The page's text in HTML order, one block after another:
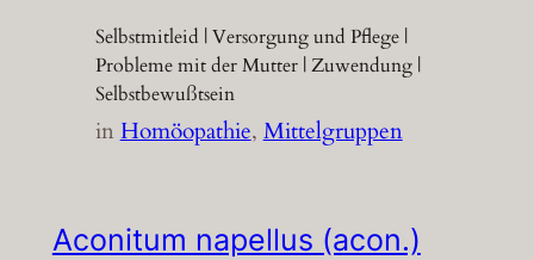
Selbstmitleid | Versorgung und Pflege |
Probleme mit der Mutter | Zuwendung |
Selbstbewußtsein
inHomöopathie, Mittelgruppen
Aconitum napellus (acon.)